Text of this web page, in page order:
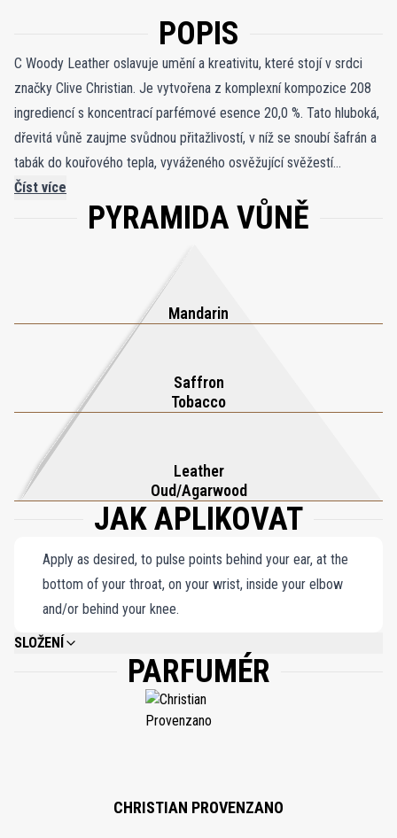
POPIS
C Woody Leather oslavuje umění a kreativitu, které stojí v srdci
značky Clive Christian. Je vytvořena z komplexní kompozice 208
ingrediencí s koncentrací parfémové esence 20,0 %. Tato hluboká,
dřevitá vůně zaujme svůdnou přitažlivostí, v níž se snoubí šafrán a
tabák do kouřového tepla, vyváženého osvěžující svěžestí
mandarinky. Mandarinka, symbol štěstí ve své rodné Číně, přináší
šťavnatý a revitalizující akcent, zatímco šafrán, známý jako král
podpořeným jemnými náznaky javoru a karamelu. Vůně se
postupně prohlubuje spojením oudu a kůže, čímž vyzařuje
odvážnou, mužnou esenci plnou sebevědomí a sofistikovanosti. C
Woody Leather není jen vůně, ale vize nadčasové elegance pro
moderního nositele.
Číst více
PYRAMIDA VŮNĚ
Mandarin
Saffron
Tobacco
Leather
Oud/Agarwood
JAK APLIKOVAT
Apply as desired, to pulse points behind your ear, at the
bottom of your throat, on your wrist, inside your elbow
and/or behind your knee.
SLOŽENÍ
ALCOHOL DENAT., PARFUM (FRAGRANCE), AQUA (WATER),
BENZOPHENONE-2, LINALOOL, LIMONENE, COUMARIN, ALPHA-ISOMETHYL
IONONE, BENZYL SALICYLATE, CITRONELLOL, GERANIOL.
PARFUMÉR
CHRISTIAN PROVENZANO